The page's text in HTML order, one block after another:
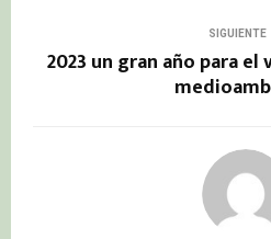
SIGUIENTE
2023 un gran año para